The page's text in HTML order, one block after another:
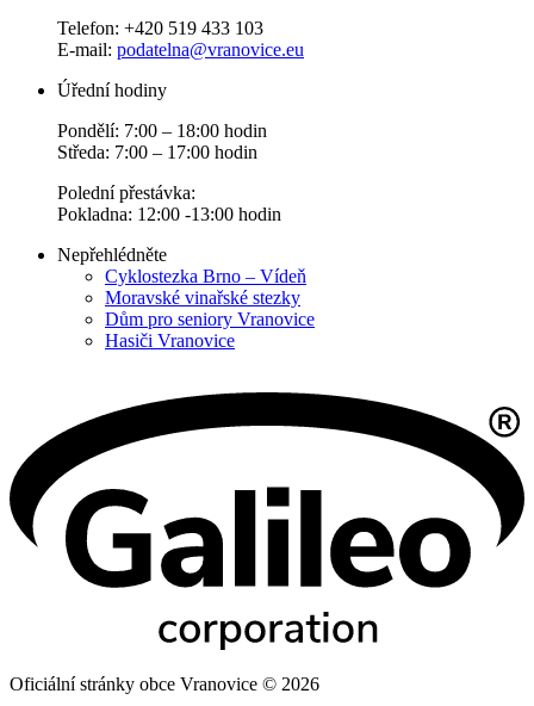
Telefon: +420 519 433 103
E-mail: podatelna@vranovice.eu
Úřední hodiny
Pondělí: 7:00 – 18:00 hodin
Středa: 7:00 – 17:00 hodin
Polední přestávka:
Pokladna: 12:00 -13:00 hodin
Nepřehlédněte
Cyklostezka Brno – Vídeň
Moravské vinařské stezky
Dům pro seniory Vranovice
Hasiči Vranovice
Oficiální stránky obce Vranovice © 2026